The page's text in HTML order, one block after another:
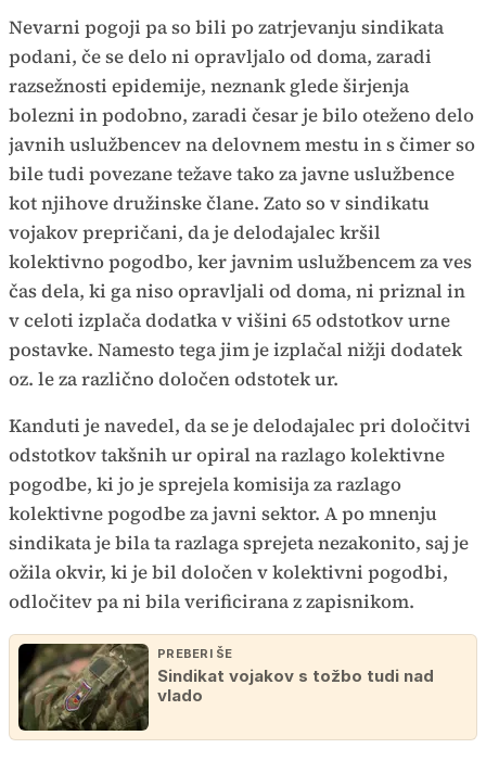
Nevarni pogoji pa so bili po zatrjevanju sindikata
podani, če se delo ni opravljalo od doma, zaradi
razsežnosti epidemije, neznank glede širjenja
bolezni in podobno, zaradi česar je bilo oteženo delo
javnih uslužbencev na delovnem mestu in s čimer so
bile tudi povezane težave tako za javne uslužbence
kot njihove družinske člane. Zato so v sindikatu
vojakov prepričani, da je delodajalec kršil
kolektivno pogodbo, ker javnim uslužbencem za ves
čas dela, ki ga niso opravljali od doma, ni priznal in
v celoti izplača dodatka v višini 65 odstotkov urne
postavke. Namesto tega jim je izplačal nižji dodatek
oz. le za različno določen odstotek ur.
Kanduti je navedel, da se je delodajalec pri določitvi
odstotkov takšnih ur opiral na razlago kolektivne
pogodbe, ki jo je sprejela komisija za razlago
kolektivne pogodbe za javni sektor. A po mnenju
sindikata je bila ta razlaga sprejeta nezakonito, saj je
ožila okvir, ki je bil določen v kolektivni pogodbi,
odločitev pa ni bila verificirana z zapisnikom.
PREBERI ŠE
Sindikat vojakov s tožbo tudi nad
vlado